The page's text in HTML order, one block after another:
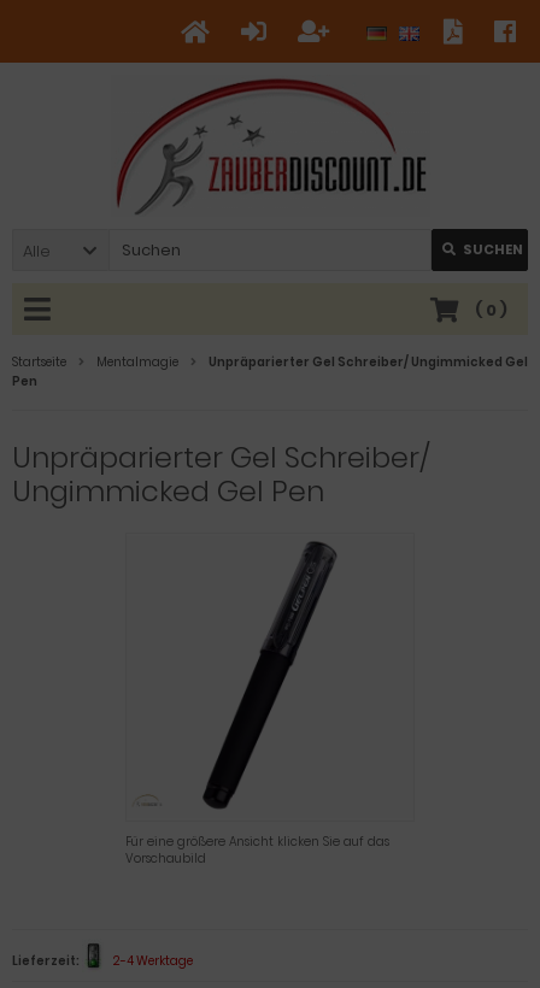
Alle SUCHEN
( 0 )
Startseite Mentalmagie
Unpräparierter Gel Schreiber/ Ungimmicked Gel
Pen
Unpräparierter Gel Schreiber/
Ungimmicked Gel Pen
Für eine größere Ansicht klicken Sie auf das
Vorschaubild
Lieferzeit: 2-4 Werktage